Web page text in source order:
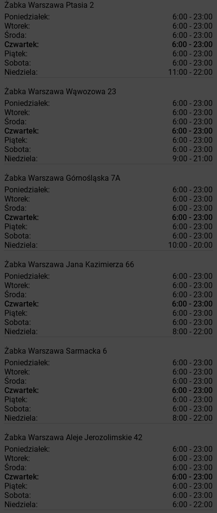
Żabka Warszawa Ptasia 2
Poniedziałek:
6:00 - 23:00
Wtorek:
6:00 - 23:00
Środa:
6:00 - 23:00
Czwartek:
6:00 - 23:00
Piątek:
6:00 - 23:00
Sobota:
6:00 - 23:00
Niedziela:
11:00 - 22:00
Żabka Warszawa Wąwozowa 23
Poniedziałek:
6:00 - 23:00
Wtorek:
6:00 - 23:00
Środa:
6:00 - 23:00
Czwartek:
6:00 - 23:00
Piątek:
6:00 - 23:00
Sobota:
6:00 - 23:00
Niedziela:
9:00 - 21:00
Żabka Warszawa Górnośląska 7A
Poniedziałek:
6:00 - 23:00
Wtorek:
6:00 - 23:00
Środa:
6:00 - 23:00
Czwartek:
6:00 - 23:00
Piątek:
6:00 - 23:00
Sobota:
6:00 - 23:00
Niedziela:
10:00 - 20:00
Żabka Warszawa Jana Kazimierza 66
Poniedziałek:
6:00 - 23:00
Wtorek:
6:00 - 23:00
Środa:
6:00 - 23:00
Czwartek:
6:00 - 23:00
Piątek:
6:00 - 23:00
Sobota:
6:00 - 23:00
Niedziela:
8:00 - 22:00
Żabka Warszawa Sarmacka 6
Poniedziałek:
6:00 - 23:00
Wtorek:
6:00 - 23:00
Środa:
6:00 - 23:00
Czwartek:
6:00 - 23:00
Piątek:
6:00 - 23:00
Sobota:
6:00 - 23:00
Niedziela:
8:00 - 22:00
Żabka Warszawa Aleje Jerozolimskie 42
Poniedziałek:
6:00 - 23:00
Wtorek:
6:00 - 23:00
Środa:
6:00 - 23:00
Czwartek:
6:00 - 23:00
Piątek:
6:00 - 23:00
Sobota:
6:00 - 23:00
Niedziela:
6:00 - 22:00